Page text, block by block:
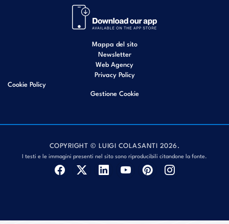
Mappa del sito
Newsletter
Web Agency
Privacy Policy
Cookie Policy
Gestione Cookie
COPYRIGHT © LUIGI COLASANTI 2026.
I testi e le immagini presenti nel sito sono riproducibili citandone la fonte.